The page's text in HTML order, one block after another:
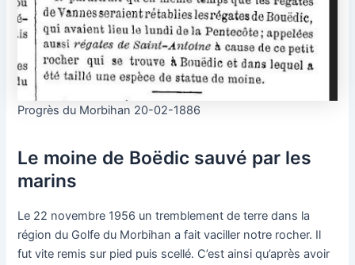
Progrès du Morbihan 20-02-1886
Le moine de Boëdic sauvé par les
marins
Le 22 novembre 1956 un tremblement de terre dans la
région du Golfe du Morbihan a fait vaciller notre rocher. Il
fut vite remis sur pied puis scellé. C’est ainsi qu’après avoir